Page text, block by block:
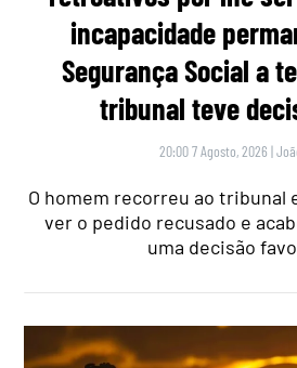
incapacidade
Segurança Social a
tribunal teve
20:00 7 Agosto, 2026 |
O homem recorreu ao tribunal
ver o pedido recusado e
uma decisão